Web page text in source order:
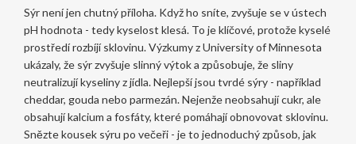
Sýr není jen chutný příloha. Když ho sníte, zvyšuje se v ústech
pH hodnota - tedy kyselost klesá. To je klíčové, protože kyselé
prostředí rozbíjí sklovinu. Výzkumy z University of Minnesota
ukázaly, že sýr zvyšuje slinný výtok a způsobuje, že sliny
neutralizují kyseliny z jídla. Nejlepší jsou tvrdé sýry - například
cheddar, gouda nebo parmezán. Nejenže neobsahují cukr, ale
obsahují kalcium a fosfáty, které pomáhají obnovovat sklovinu.
Snězte kousek sýru po večeři - je to jednoduchý způsob, jak